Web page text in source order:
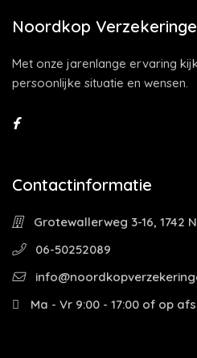
Noordkop
Met onze jarenlange ervaring
persoonlijke situatie en wensen.
Contactinformatie
Grotewallerweg 3-16, 1742
06-50252089
Ma - Vr 9:00 - 17:00 of op